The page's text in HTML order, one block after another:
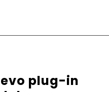
plug-in